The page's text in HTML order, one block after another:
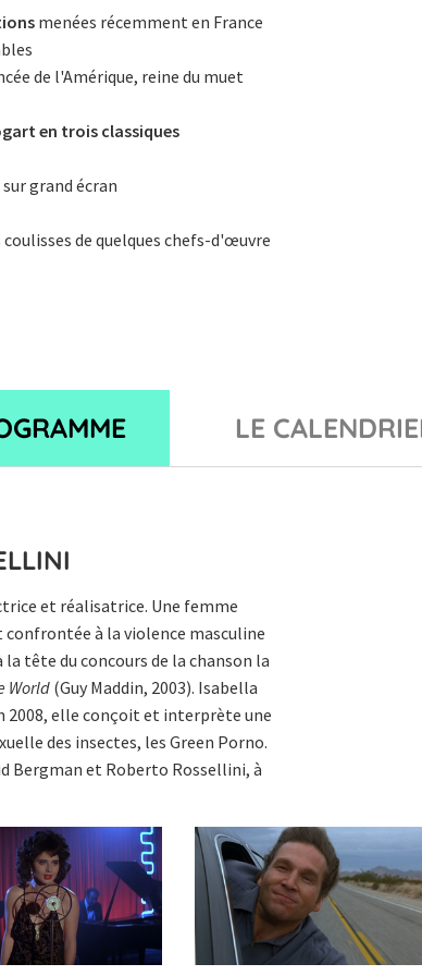
menées récemment en France
de l'Amérique, reine du muet
en trois classiques
grand écran
de quelques chefs-d'œuvre
LE
et réalisatrice. Une femme
confrontée à la violence masculine
la tête du concours de la chanson la
World(Guy Maddin, 2003). Isabella
2008, elle conçoit et interprète une
des insectes, les Green Porno.
Bergman et Roberto Rossellini, à